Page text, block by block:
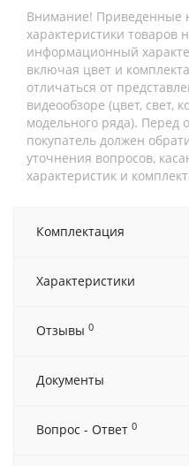
Внимание! Приведенные
характеристики товаров
информационный
включая цвет и
отличаться от
видеообзоре (цвет, свет,
модельного ряда). Перед
покупатель должен
уточнения вопросов,
характеристик и
Комплектация
Характеристики
Отзывы 0
Документы
Вопрос - Ответ 0